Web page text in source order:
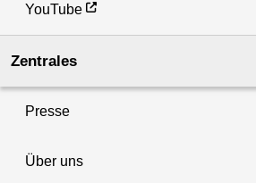
YouTube
Zentrales
Presse
Über uns